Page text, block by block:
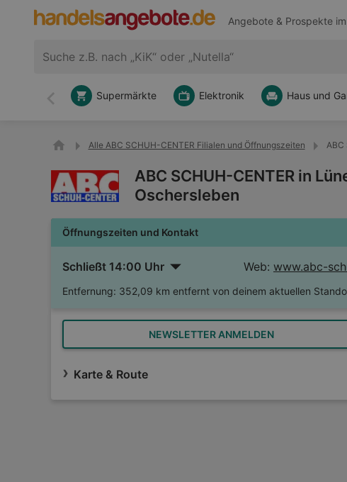
Angebote & Prospekte
Zurück
Supermärkte Elektronik Haus und
Alle ABC SCHUH-CENTER Filialen und Öffnungszeiten ABC
ABC SCHUH-CENTER in
Oschersleben
Öffnungszeiten und Kontakt
Schließt 14:00 Uhr Web: www.abc-
Entfernung: 352,09 km entfernt von deinem aktuellen
NEWSLETTER ANMELDEN
Karte & Route